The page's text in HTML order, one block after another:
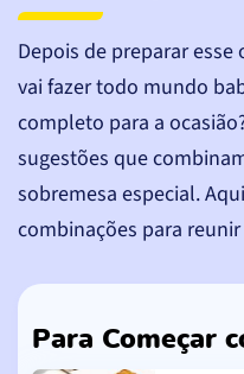
Depois de preparar esse
vai fazer todo mundo
completo para a
sugestões que
sobremesa especial.
combinações para
Para Começar